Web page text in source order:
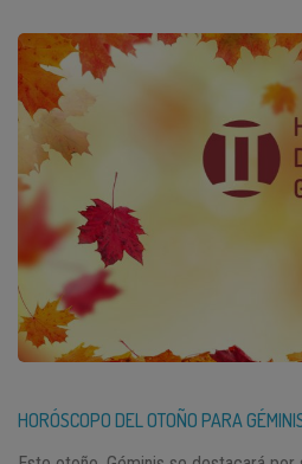
HORÓSCOPO DEL OTOÑO PARA